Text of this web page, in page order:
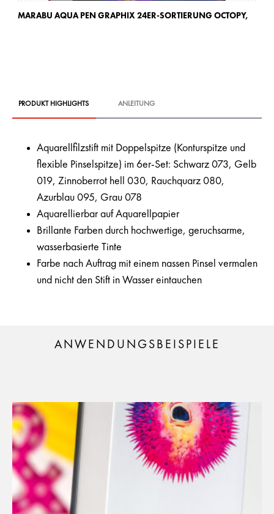
MARABU AQUA PEN GRAPHIX 24ER-SORTIERUNG OCTOPY,
PRODUKT HIGHLIGHTS ANLEITUNG
Aquarellfilzstift mit Doppelspitze (Konturspitze und
flexible Pinselspitze) im 6er-Set: Schwarz 073, Gelb
019, Zinnoberrot hell 030, Rauchquarz 080,
Azurblau 095, Grau 078
Aquarellierbar auf Aquarellpapier
Brillante Farben durch hochwertige, geruchsarme,
wasserbasierte Tinte
Farbe nach Auftrag mit einem nassen Pinsel vermalen
und nicht den Stift in Wasser eintauchen
ANWENDUNGSBEISPIELE